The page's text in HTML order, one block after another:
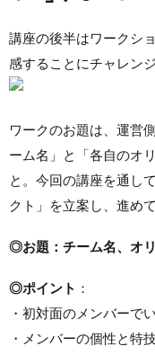
講座の後半はワークシ
感することにチャレン
ワークのお題は、運営
ーム名」と「各自のオ
と。今回の講座を通し
クト」を立案し、進め
◎お題：チーム名、オ
◎ポイント ：
・初対面のメンバーで
・メンバーの個性と特